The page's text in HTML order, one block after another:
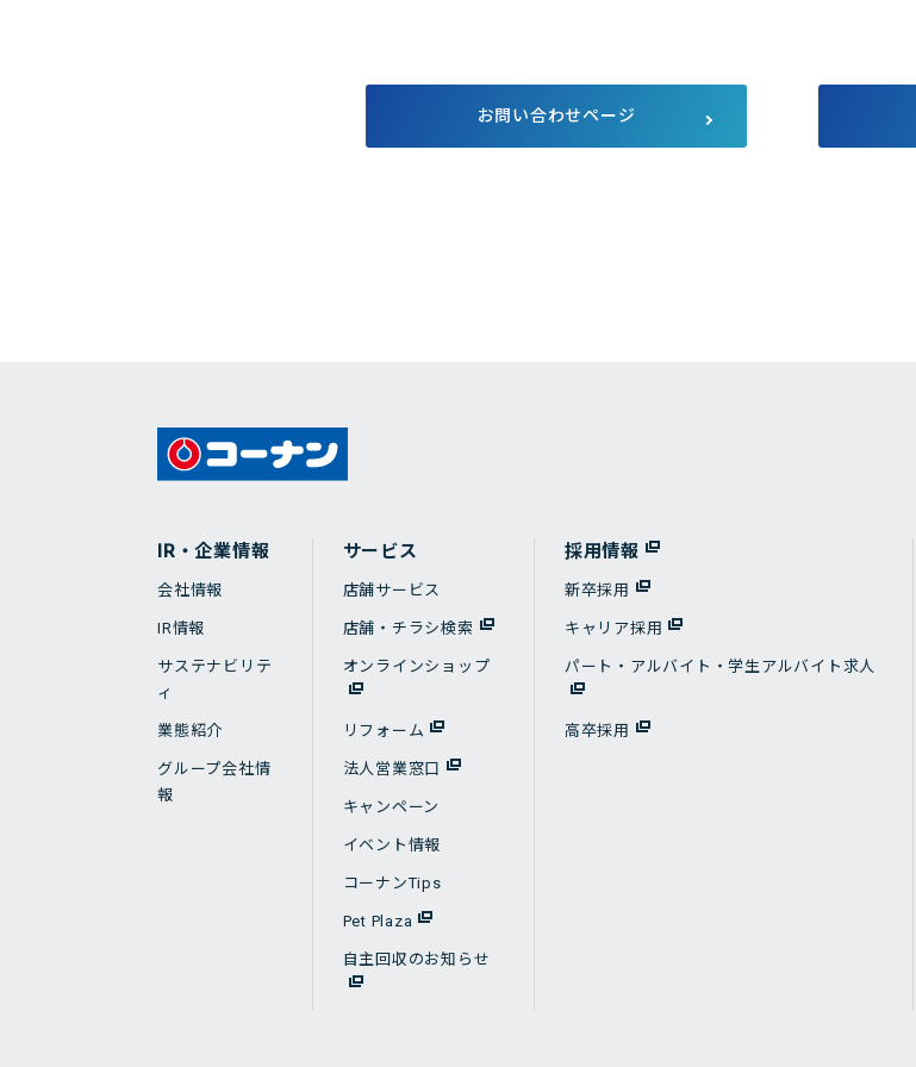
電子公告
個人投資家向け説明会
メディア等における当社のサス
コーナンTips Pet Plaza
お問い合わせページ
IR・企業情報
会社情報
IR情報
サステナビリテ
ィ
業態紹介
グループ会社情
報
サービス
店舗サービス
店舗・チラシ検索
オンラインショップ
リフォーム
法人営業窓口
キャンペーン
イベント情報
コーナンTips
Pet Plaza
自主回収のお知らせ
採用情報
新卒採用
キャリア採用
パート・アルバイト・学生アルバイト求人
高卒採用